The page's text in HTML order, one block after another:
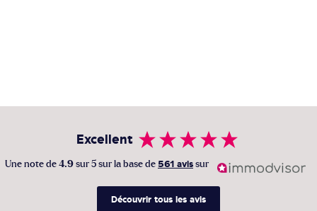
Excellent
Une note de 4.9 sur 5 sur la base de 561 avis sur
Découvrir tous les avis